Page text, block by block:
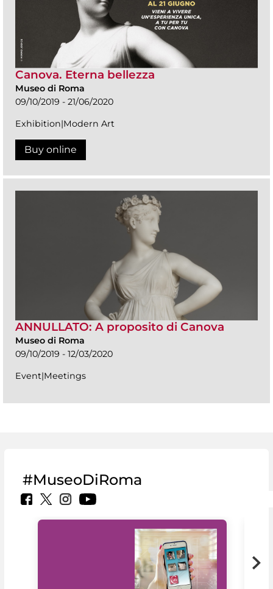
Canova. Eterna bellezza
Museo di Roma
09/10/2019 - 21/06/2020
Exhibition|Modern Art
Buy online
ANNULLATO: A proposito di Canova
Museo di Roma
09/10/2019 - 12/03/2020
Event|Meetings
#MuseoDiRoma